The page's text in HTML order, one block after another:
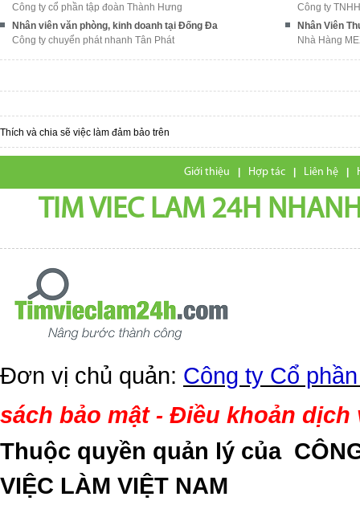
Công ty cổ phần tập đoàn Thành Hưng
Công ty
Nhân viên văn phòng, kinh doanh tại Đống Đa
Công ty chuyển phát nhanh Tân Phát
Nhân Viên
Nhà Hàng
Thích và chia sẽ việc làm đảm bảo trên
Giới thiệu | Hợp tác | Liên hệ |
TIM VIEC LAM 24H
Đơn vị chủ quản: Công ty Cổ
sách bảo mật- Điều khoản dịch
Thuộc quyền quản lý của
VIỆC LÀM VIỆT NAM